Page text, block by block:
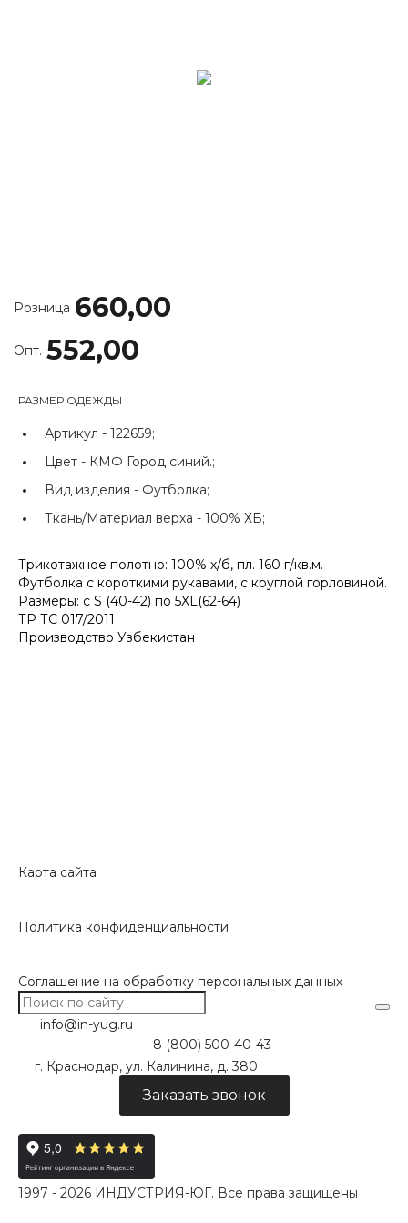
Розница 660,00
Опт. 552,00
РАЗМЕР ОДЕЖДЫ
Артикул - 122659;
Цвет - КМФ Город синий.;
Вид изделия - Футболка;
Ткань/Материал верха - 100% ХБ;
Трикотажное полотно: 100% х/б, пл. 160 г/кв.м.
Футболка с короткими рукавами, с круглой горловиной.
Размеры: с S (40-42) по 5XL(62-64)
ТР ТС 017/2011
Производство Узбекистан
Карта сайта
Политика конфиденциальности
Соглашение на обработку персональных данных
info@in-yug.ru
8 (800) 500-40-43
г. Краснодар, ул. Калинина, д. 380
Заказать звонок
1997 - 2026 ИНДУСТРИЯ-ЮГ. Все права защищены